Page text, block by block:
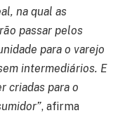
na qual as
passar pelos
para o varejo
intermediários. E
criadas para o
, afirma